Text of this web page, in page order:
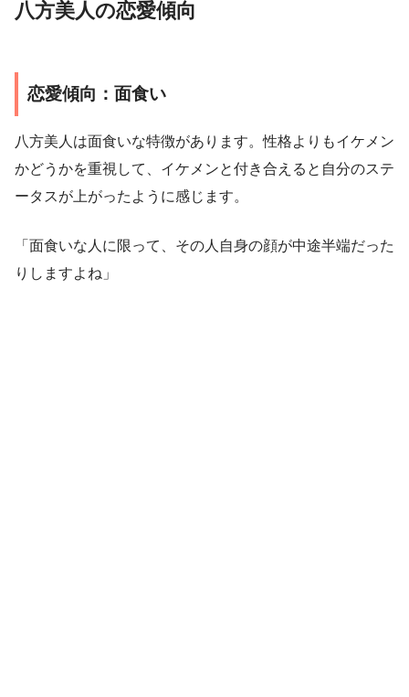
八方美人の恋愛傾向
恋愛傾向：面食い
八方美人は面食いな特徴があります。性格よりもイケメン
かどうかを重視して、イケメンと付き合えると自分のステ
ータスが上がったように感じます。
「面食いな人に限って、その人自身の顔が中途半端だった
りしますよね」